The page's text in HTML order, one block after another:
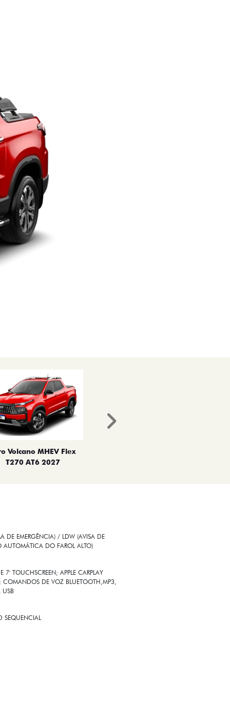
Volcano MHEV Flex
T270 AT6 2027
Próximo
DE EMERGÊNCIA) / LDW (AVISA DE
DO FAROL ALTO)
7' TOUCHSCREEN; APPLE CARPLAY
COMANDOS DE VOZ BLUETOOTH,MP3,
USB
SEQUENCIAL